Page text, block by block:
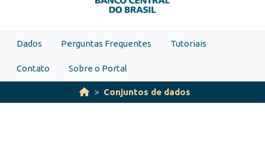
CONTEÚDO
Dados Perguntas Frequentes Tutoriais
Contato Sobre o Portal
Conjuntos de dados